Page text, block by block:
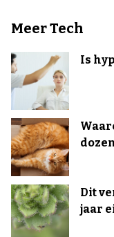
Meer Tech
Is
Dit
jaar